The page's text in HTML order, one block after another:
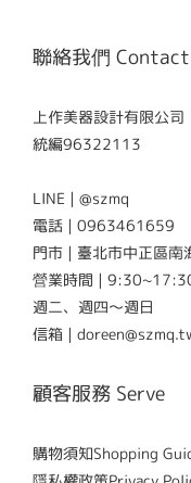
聯絡我們
上作美器設計有限公司
統編96322113
LINE | @szmq
電話 | 0963461659
門市 | 臺北市中正區
營業時間 |
週二、週四～週日
信箱 |
顧客服務 Serve
購物須知Shopping